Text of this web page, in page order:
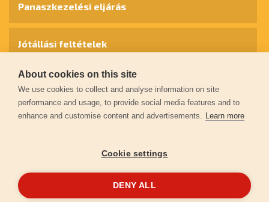
© 2026extol.hu- Minden jog fenntartva
Panaszkezelési eljárás
Jótállási feltételek
Személyes adatok védelme
Kapcsolat
Garancia regisztráció
About cookies on this site
We use cookies to collect and analyse information on site
performance and usage, to provide social media features and to
enhance and customise content and advertisements. Learn more
Cookie settings
DENY ALL